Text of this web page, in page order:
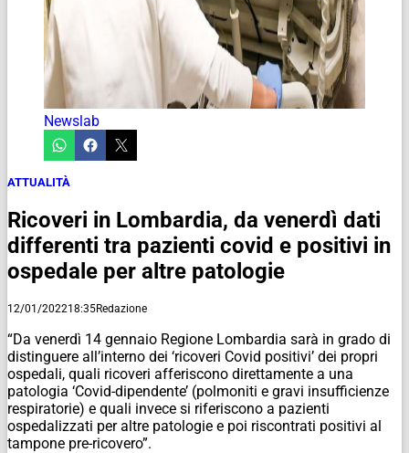
Newslab
ATTUALITÀ
Ricoveri in Lombardia, da venerdì dati
differenti tra pazienti covid e positivi in
ospedale per altre patologie
12/01/202218:35Redazione
“Da venerdì 14 gennaio Regione Lombardia sarà in grado di
distinguere all’interno dei ‘ricoveri Covid positivi’ dei propri
ospedali, quali ricoveri afferiscono direttamente a una
patologia ‘Covid-dipendente’ (polmoniti e gravi insufficienze
respiratorie) e quali invece si riferiscono a pazienti
ospedalizzati per altre patologie e poi riscontrati positivi al
tampone pre-ricovero”.